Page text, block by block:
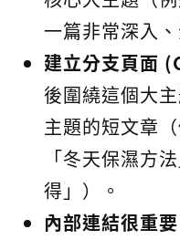
一篇非常深入
建立分支頁面
後圍繞這個大
主題的短文章
「冬天保濕方
得」）。
內部連結很重要